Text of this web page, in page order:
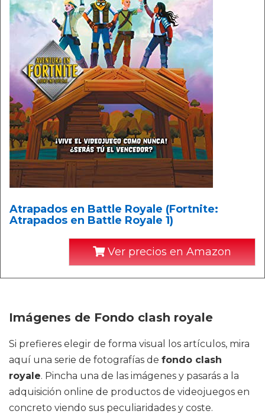
Atrapados en Battle Royale (Fortnite:
Atrapados en Battle Royale 1)
Ver precios en Amazon
Imágenes de Fondo clash royale
Si prefieres elegir de forma visual los artículos, mira
aquí una serie de fotografías de fondo clash
royale. Pincha una de las imágenes y pasarás a la
adquisición online de productos de videojuegos en
concreto viendo sus peculiaridades y coste.